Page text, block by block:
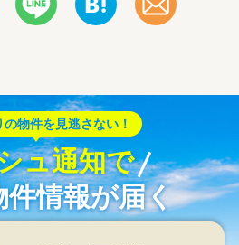
の物件を見逃さない！
ュ通知で
件情報が届く